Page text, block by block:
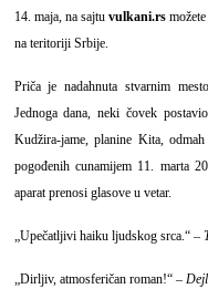
14. maja, na sajtu vulkani.rsmožete
na teritoriji Srbije.
Priča je nadahnuta stvarnim
Jednoga dana, neki čovek
Kudžira-jame, planine Kita,
pogođenih cunamijem 11. marta
aparat prenosi glasove u vetar.
„Upečatljivi haiku ljudskog srca.“ –
„Dirljiv, atmosferičan roman!“ –